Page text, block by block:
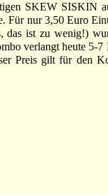
SKEW SISKIN
Für nur 3,50 Euro
das ist zu wenig!)
verlangt heute 5-7
Preis gilt für den